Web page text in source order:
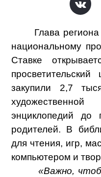
Глава
национальному
Ставке
закупили 2,7
энциклопедий до
родителей. В
для чтения, игр,
компьютером и
«Важно,